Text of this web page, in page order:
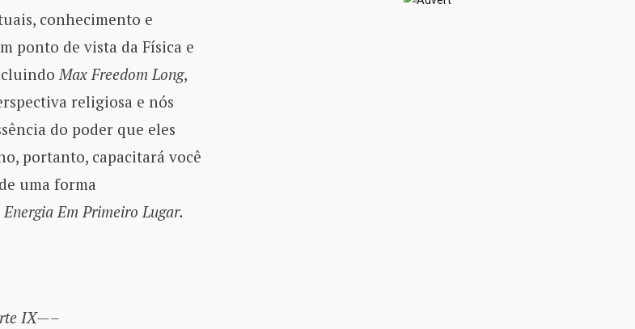
conhecimento e
ponto de vista da Física e
Max Freedom Long,
religiosa e nós
do poder que eles
portanto, capacitará você
uma forma
Energia Em Primeiro Lugar.
IX—–